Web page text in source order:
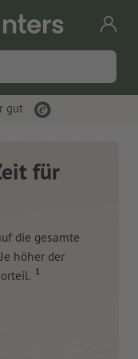
gut
für
die gesamte
höher der
1